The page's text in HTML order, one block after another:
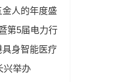
人的年度盛
第5届电力行
相约杭州！
身智能医疗
技企业出海
兴举办